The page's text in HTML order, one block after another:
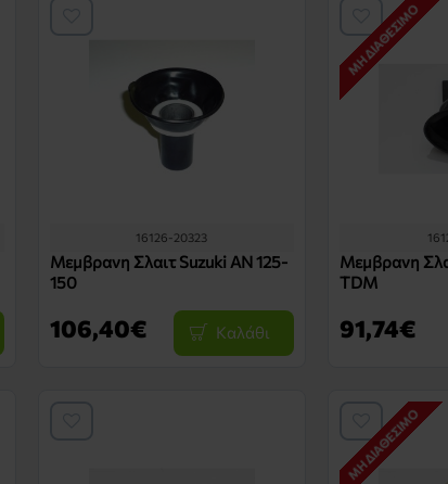
16126-20323
Μεμβρανη Σλαιτ Suzuki AN 125-
150
106,40€ Καλάθι
ΜΗ ΔΙΑΘΈΣΙΜΟ
Μεμβρανη
TDM
91,74€
ΜΗ ΔΙΑΘΈΣΙΜΟ